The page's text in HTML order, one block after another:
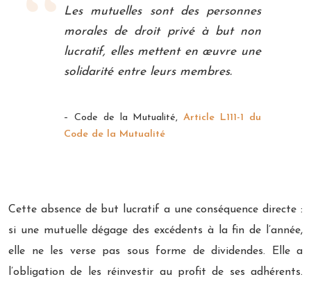
Les mutuelles sont des personnes
morales de droit privé à but non
lucratif, elles mettent en œuvre une
solidarité entre leurs membres.
– Code de la Mutualité,Article L111-1 du
Code de la Mutualité
Cette absence de but lucratif a une conséquence directe :
si une mutuelle dégage des excédents à la fin de l’année,
elle ne les verse pas sous forme de dividendes. Elle a
l’obligation de les réinvestir au profit de ses adhérents.